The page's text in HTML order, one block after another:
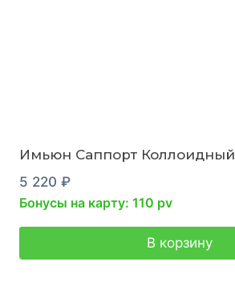
Имьюн Саппорт Коллоидный
5 220 ₽
Бонусы на карту: 110 pv
В корзину